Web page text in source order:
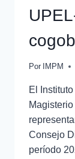
Por IMPM
El
Consejo
período